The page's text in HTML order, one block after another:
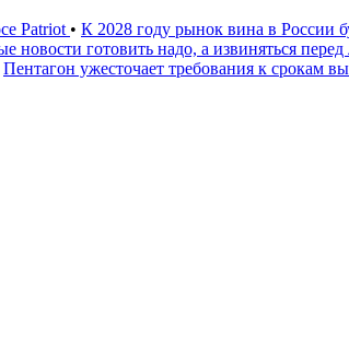
Patriot • К 2028 году рынок вина в России
новости готовить надо, а извиняться
Пентагон ужесточает требования к срокам